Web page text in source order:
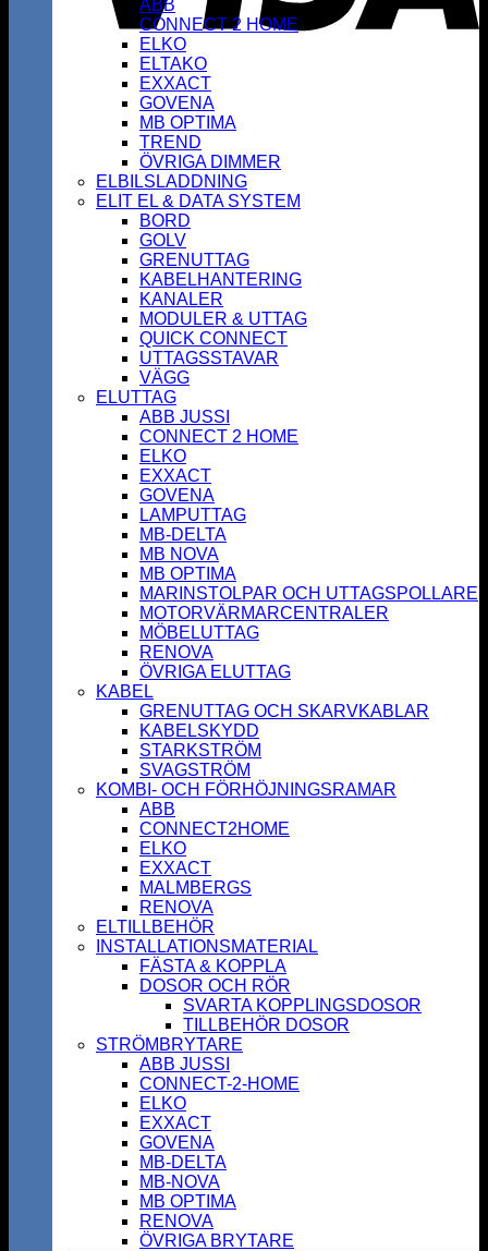
ABB
CONNECT 2 HOME
ELKO
ELTAKO
EXXACT
GOVENA
MB OPTIMA
TREND
ÖVRIGA DIMMER
ELBILSLADDNING
ELIT EL & DATA SYSTEM
BORD
GOLV
GRENUTTAG
KABELHANTERING
KANALER
MODULER & UTTAG
QUICK CONNECT
UTTAGSSTAVAR
VÄGG
ELUTTAG
ABB JUSSI
CONNECT 2 HOME
ELKO
EXXACT
GOVENA
LAMPUTTAG
MB-DELTA
MB NOVA
MB OPTIMA
MARINSTOLPAR OCH UTTAGSPOLLARE
MOTORVÄRMARCENTRALER
MÖBELUTTAG
RENOVA
ÖVRIGA ELUTTAG
KABEL
GRENUTTAG OCH SKARVKABLAR
KABELSKYDD
STARKSTRÖM
SVAGSTRÖM
KOMBI- OCH FÖRHÖJNINGSRAMAR
ABB
CONNECT2HOME
ELKO
EXXACT
MALMBERGS
RENOVA
ELTILLBEHÖR
INSTALLATIONSMATERIAL
FÄSTA & KOPPLA
DOSOR OCH RÖR
SVARTA KOPPLINGSDOSOR
TILLBEHÖR DOSOR
STRÖMBRYTARE
ABB JUSSI
CONNECT-2-HOME
ELKO
EXXACT
GOVENA
MB-DELTA
MB-NOVA
MB OPTIMA
RENOVA
ÖVRIGA BRYTARE